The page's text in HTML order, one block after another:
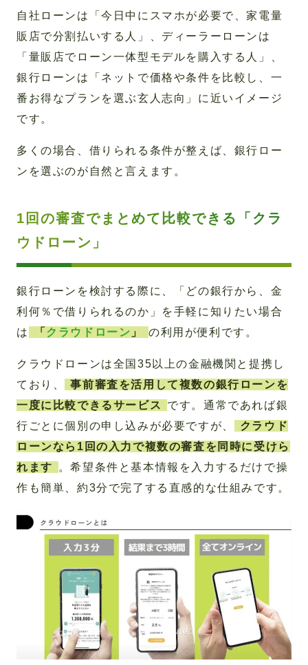
自社ローンは「今日中にスマホが必要で、家電量
販店で分割払いする人」、ディーラーローンは
「量販店でローン一体型モデルを購入する人」、
銀行ローンは「ネットで価格や条件を比較し、一
番お得なプランを選ぶ玄人志向」に近いイメージ
です。
多くの場合、借りられる条件が整えば、銀行ロー
ンを選ぶのが自然と言えます。
1回の審査でまとめて比較できる「クラ
ウドローン」
銀行ローンを検討する際に、「どの銀行から、金
利何％で借りられるのか」を手軽に知りたい場合
は
「 クラウドローン 」 の利用が便利です。
クラウドローンは全国35以上の金融機関と提携し
ており、
事前審査を活用して複数の銀行ローンを
一度に比較できるサービス
です。通常であれば銀
行ごとに個別の申し込みが必要ですが、
クラウド
ローンなら1回の入力で複数の審査を同時に受けら
れます
。希望条件と基本情報を入力するだけで操
作も簡単、約3分で完了する直感的な仕組みです。